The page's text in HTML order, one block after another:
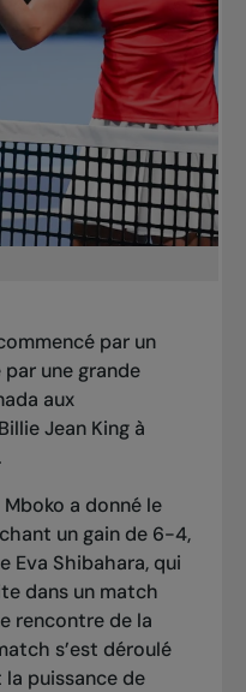
par un
une grande
aux
Jean Kingà
a donné le
un gain de 6-4,
Eva Shibahara, qui
dans un match
rencontre de la
s’est déroulé
puissance de